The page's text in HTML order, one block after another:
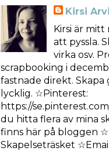
Kirsi
Kirsi är mitt
att pyssla.
virka osv.
scrapbooking i
fastnade direkt. Skapa
lycklig. ☆Pinterest:
https://
du hitta flera av mina
finns här på bloggen
Skapelseträsket